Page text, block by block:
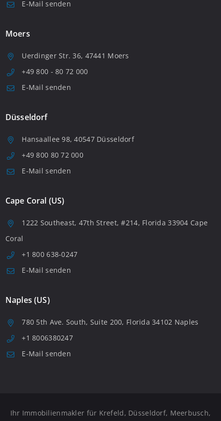
E-Mail senden
Moers
Uerdinger Str. 36, 47441 Moers
+49 800 - 80 72 000
E-Mail senden
Düsseldorf
Hansaallee 98, 40547 Düsseldorf
+49 800 80 72 000
E-Mail senden
Cape Coral (US)
1222 Southeast, 47th Street, #214, Florida 33904 Cape
Coral
+1 800 638-0247
E-Mail senden
Naples (US)
780 5th Ave. South, Suite 200, Florida 34102 Naples
+1 8006380247
E-Mail senden
Ihr Immobilienmakler für Krefeld, Düsseldorf, Meerbusch,